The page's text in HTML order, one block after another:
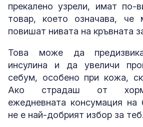
прекалено узрели, имат по-
товар, което означава, че
повишат нивата на кръвната
Това може да
инсулина и да увеличи
себум, особено при кожа,
Ако страдаш от
ежедневната консумация
не е най-добрият избор за теб.